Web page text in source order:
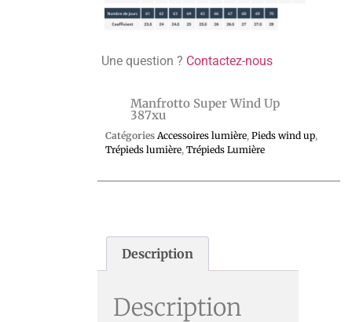
Une question ? Contactez-nous
Manfrotto Super Wind Up
387xu
Catégories Accessoires lumière, Pieds wind up,
Trépieds lumière, Trépieds Lumière
Description
Description